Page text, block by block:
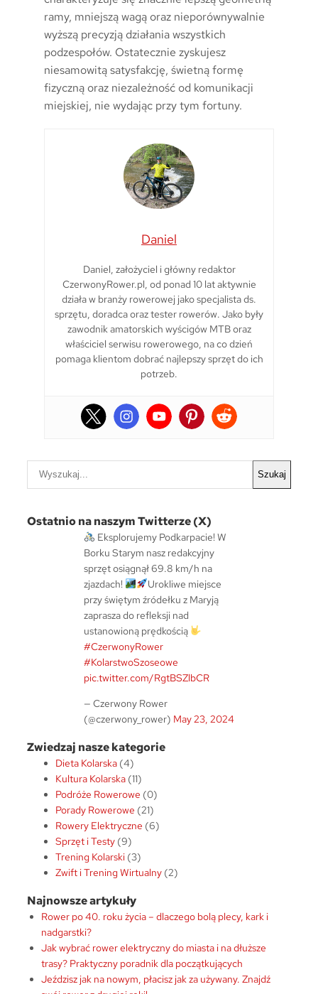
ramy, mniejszą wagą oraz nieporównywalnie
wyższą precyzją działania wszystkich
podzespołów. Ostatecznie zyskujesz
niesamowitą satysfakcję, świetną formę
fizyczną oraz niezależność od komunikacji
miejskiej, nie wydając przy tym fortuny.
Daniel
Daniel, założyciel i główny redaktor
CzerwonyRower.pl, od ponad 10 lat aktywnie
działa w branży rowerowej jako specjalista ds.
sprzętu, doradca oraz tester rowerów. Jako były
zawodnik amatorskich wyścigów MTB oraz
właściciel serwisu rowerowego, na co dzień
pomaga klientom dobrać najlepszy sprzęt do ich
potrzeb.
k
a
Szukaj
Ostatnio na naszym Twitterze (X)
Eksplorujemy Podkarpacie! W
Borku Starym nasz redakcyjny
sprzęt osiągnął 69.8 km/h na
zjazdach!
Urokliwe miejsce
przy świętym źródełku z Maryją
zaprasza do refleksji nad
ustanowioną prędkością
#CzerwonyRower
#KolarstwoSzoseowe
pic.twitter.com/RgtBSZlbCR
— Czerwony Rower
(@czerwony_rower) May 23, 2024
Zwiedzaj nasze kategorie
Dieta Kolarska (4)
Kultura Kolarska (11)
Podróże Rowerowe (0)
Porady Rowerowe (21)
Rowery Elektryczne (6)
Sprzęt i Testy (9)
Trening Kolarski (3)
Zwift i Trening Wirtualny (2)
Najnowsze artykuły
Rower po 40. roku życia – dlaczego bolą plecy, kark i
nadgarstki?
Jak wybrać rower elektryczny do miasta i na dłuższe
trasy? Praktyczny poradnik dla początkujących
Jeździsz jak na nowym, płacisz jak za używany. Znajdź